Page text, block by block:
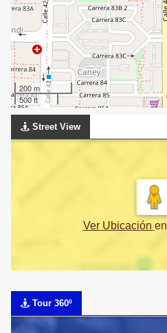
200 m
500 ft
Street View
Ver Ubicación en
Tour 360º